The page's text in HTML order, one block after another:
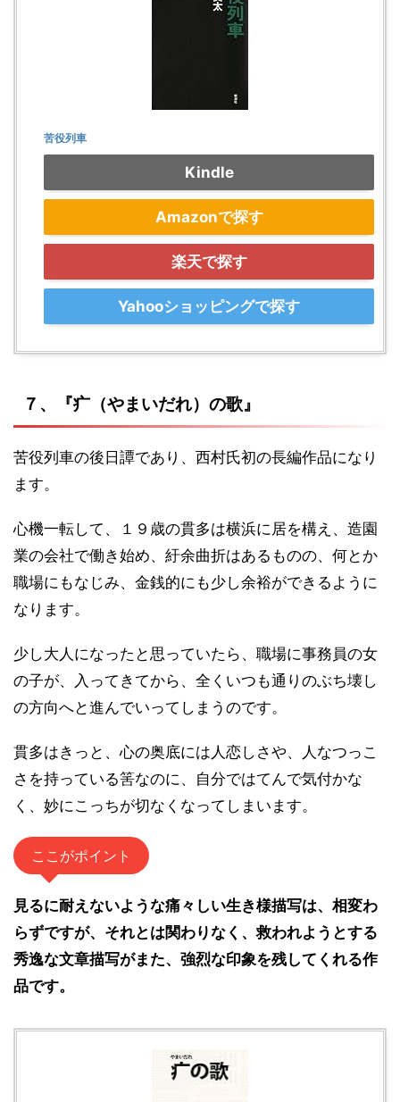
苦役列車
Kindle
Amazonで探す
楽天で探す
Yahooショッピングで探す
７、『疒（やまいだれ）の歌』
苦役列車の後日譚であり、西村氏初の長編作品になり
ます。
心機一転して、１９歳の貫多は横浜に居を構え、造園
業の会社で働き始め、紆余曲折はあるものの、何とか
職場にもなじみ、金銭的にも少し余裕ができるように
なります。
少し大人になったと思っていたら、職場に事務員の女
の子が、入ってきてから、全くいつも通りのぶち壊し
の方向へと進んでいってしまうのです。
貫多はきっと、心の奥底には人恋しさや、人なつっこ
さを持っている筈なのに、自分ではてんで気付かな
く、妙にこっちが切なくなってしまいます。
ここがポイント
見るに耐えないような痛々しい生き様描写は、相変わ
らずですが、それとは関わりなく、救われようとする
秀逸な文章描写がまた、強烈な印象を残してくれる作
品です。